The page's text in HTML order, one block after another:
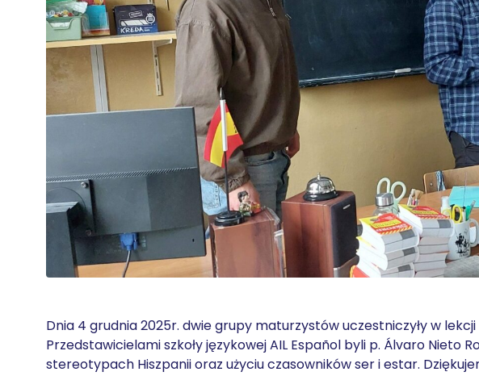
Dnia 4 grudnia 2025r. dwie grupy maturzystów uczestniczyły w
Przedstawicielami szkoły językowej AIL Español byli p. Álvaro Nieto
stereotypach Hiszpanii oraz użyciu czasowników ser i estar.